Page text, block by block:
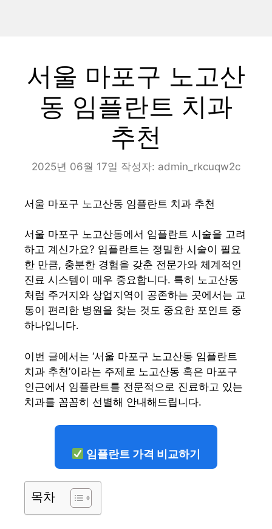
서울 마포구 노고산
동 임플란트 치과
추천
2025년 06월 17일 작성자: admin_rkcuqw2c
서울 마포구 노고산동 임플란트 치과 추천
서울 마포구 노고산동에서 임플란트 시술을 고려
하고 계신가요? 임플란트는 정밀한 시술이 필요
한 만큼, 충분한 경험을 갖춘 전문가와 체계적인
진료 시스템이 매우 중요합니다. 특히 노고산동
처럼 주거지와 상업지역이 공존하는 곳에서는 교
통이 편리한 병원을 찾는 것도 중요한 포인트 중
하나입니다.
이번 글에서는 ‘서울 마포구 노고산동 임플란트
치과 추천’이라는 주제로 노고산동 혹은 마포구
인근에서 임플란트를 전문적으로 진료하고 있는
치과를 꼼꼼히 선별해 안내해드립니다.
임플란트 가격 비교하기
목차